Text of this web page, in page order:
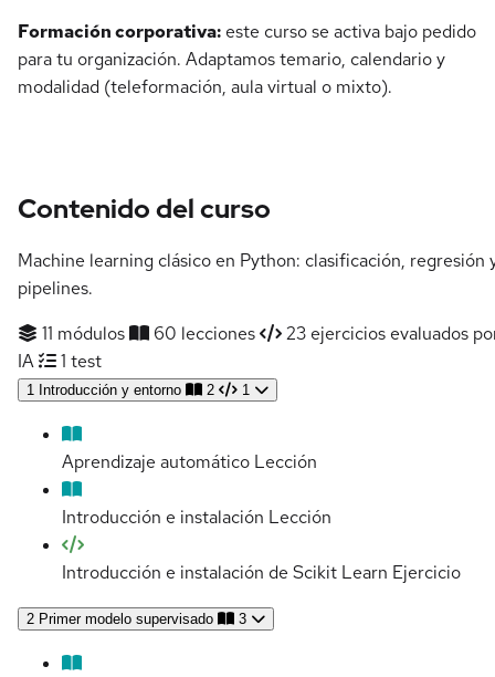
Formación corporativa: este curso se activa bajo pedido
para tu organización. Adaptamos temario, calendario y
modalidad (teleformación, aula virtual o mixto).
Contenido del curso
Machine learning clásico en Python: clasificación, regresión
pipelines.
11 módulos
60 lecciones
23 ejercicios evaluados
IA
1 test
1 Introducción y entorno 2 1
Aprendizaje automático Lección
Introducción e instalación Lección
Introducción e instalación de Scikit Learn Ejercicio
2 Primer modelo supervisado 3